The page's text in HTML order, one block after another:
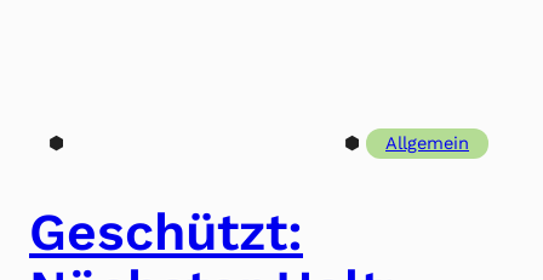
⬢ ⬢ Allgemein
Geschützt: